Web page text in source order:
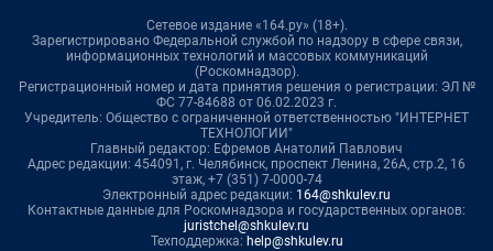
Сетевое издание «164.ру» (18+).
Зарегистрировано Федеральной службой по надзору в сфере связи,
информационных технологий и массовых коммуникаций
(Роскомнадзор).
Регистрационный номер и дата принятия решения о регистрации: ЭЛ №
ФС 77-84688 от 06.02.2023 г.
Учредитель: Общество с ограниченной ответственностью "ИНТЕРНЕТ
ТЕХНОЛОГИИ"
Главный редактор: Ефремов Анатолий Павлович
Адрес редакции: 454091, г. Челябинск, проспект Ленина, 26А, стр.2, 16
этаж, +7 (351) 7-0000-74
Электронный адрес редакции: 164@shkulev.ru
Контактные данные для Роскомнадзора и государственных органов:
juristchel@shkulev.ru
Техподдержка: help@shkulev.ru